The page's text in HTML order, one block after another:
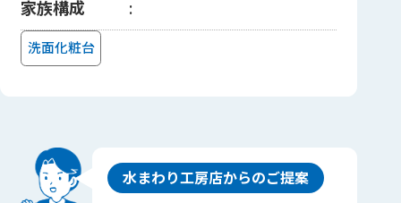
家族構成
洗面化粧台
水まわり工房店からのご提案